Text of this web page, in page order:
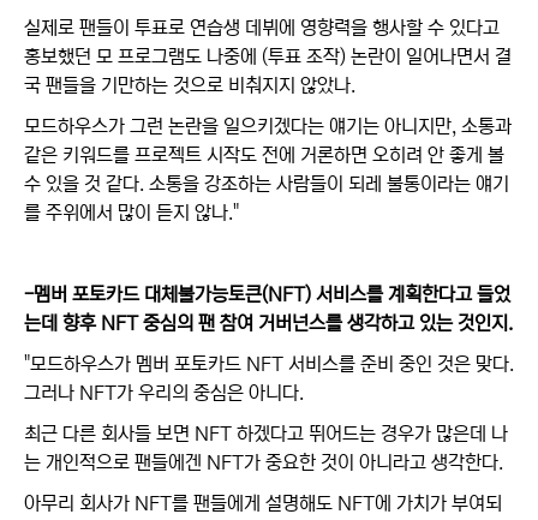
실제로 팬들이 투표로 연습생 데뷔에 영향력을 행사할 수 있다고
홍보했던 모 프로그램도 나중에 (투표 조작) 논란이 일어나면서 결
국 팬들을 기만하는 것으로 비춰지지 않았나.
모드하우스가 그런 논란을 일으키겠다는 얘기는 아니지만, 소통과
같은 키워드를 프로젝트 시작도 전에 거론하면 오히려 안 좋게 볼
수 있을 것 같다. 소통을 강조하는 사람들이 되레 불통이라는 얘기
를 주위에서 많이 듣지 않나."
-멤버 포토카드 대체불가능토큰(NFT) 서비스를 계획한다고 들었
는데 향후 NFT 중심의 팬 참여 거버넌스를 생각하고 있는 것인지.
"모드하우스가 멤버 포토카드 NFT 서비스를 준비 중인 것은 맞다.
그러나 NFT가 우리의 중심은 아니다.
최근 다른 회사들 보면 NFT 하겠다고 뛰어드는 경우가 많은데 나
는 개인적으로 팬들에겐 NFT가 중요한 것이 아니라고 생각한다.
아무리 회사가 NFT를 팬들에게 설명해도 NFT에 가치가 부여되